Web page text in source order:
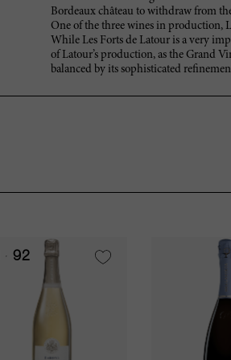
Bordeaux château to withdraw from
One of the three wines in production,
While Les Forts de Latour is a very
of Latour’s production, as the Grand
balanced by its sophisticated
92